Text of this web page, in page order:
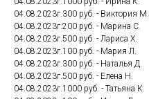
04.08.2023г.300 руб. - Виктория М.
04.08.2023г.200 руб. - Марина С.
04.08.2023г.500 руб. - Лариса Х.
04.08.2023г.100 руб. - Мария Л.
04.08.2023г.300 руб. - Наталья Д.
04.08.2023г.500 руб. - Елена Н.
04.08.2023г.1000 руб. - Татьяна К.